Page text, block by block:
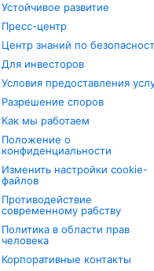
Устойчивое развитие
Пресс-центр
Центр знаний по
Для инвесторов
Условия предоставления
Разрешение споров
Как мы работаем
Положение о
конфиденциальности
Изменить настройки cookie-
файлов
Противодействие
современному рабству
Политика в области прав
человека
Корпоративные контакты